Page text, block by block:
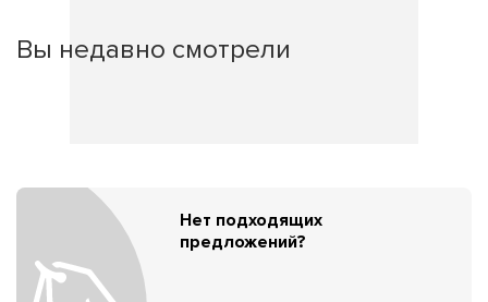
Вы недавно смотрели
Нет подходящих
предложений?